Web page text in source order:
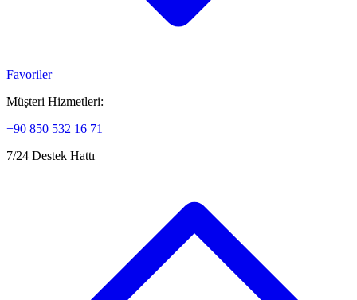
Favoriler
Müşteri Hizmetleri:
+90 850 532 16 71
7/24 Destek Hattı